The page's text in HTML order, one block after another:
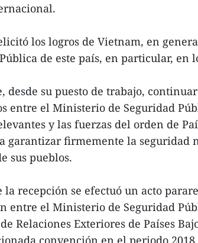
los logros de Vietnam, en
de este país, en particular, en
desde su puesto de trabajo,
entre el Ministerio de Seguridad
y las fuerzas del orden de
garantizar firmemente la seguridad
sus pueblos.
la recepción se efectuó un acto
entre el Ministerio de Seguridad
Relaciones Exteriores de Países
convención en el periodo 2018